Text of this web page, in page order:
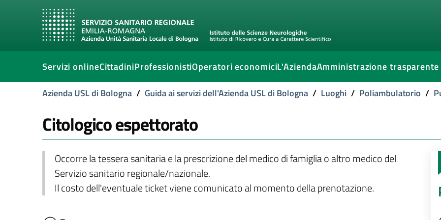
Servizi onlineCittadiniProfessionistiOperatori economiciL'AziendaAmministrazione trasparente
Azienda USL di Bologna / Guida ai servizi dell'Azienda USL di Bologna / Luoghi / Poliambulatorio /
Citologico espettorato
Occorre la tessera sanitaria e la prescrizione del medico di famiglia o altro medico del
Servizio sanitario regionale/nazionale.
Il costo dell'eventuale ticket viene comunicato al momento della prenotazione.